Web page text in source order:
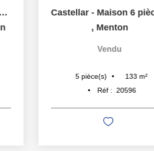
Castellar - Maison 6 pièces avec terrasses et piscine,...
Menton
pièce(s) 133
m²
20596